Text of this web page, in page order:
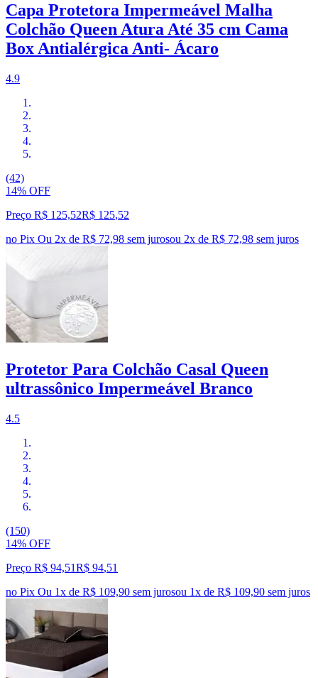
Capa Protetora Impermeável Malha
Colchão Queen Atura Até 35 cm Cama
Box Antialérgica Anti- Ácaro
4.9
(42)
14% OFF
Preço R$ 125,52R$ 125,52
no Pix Ou 2x de R$ 72,98 sem jurosou 2x de R$ 72,98 sem juros
Protetor Para Colchão Casal Queen
ultrassônico Impermeável Branco
4.5
(150)
14% OFF
Preço R$ 94,51R$ 94,51
no Pix Ou 1x de R$ 109,90 sem jurosou 1x de R$ 109,90 sem juros